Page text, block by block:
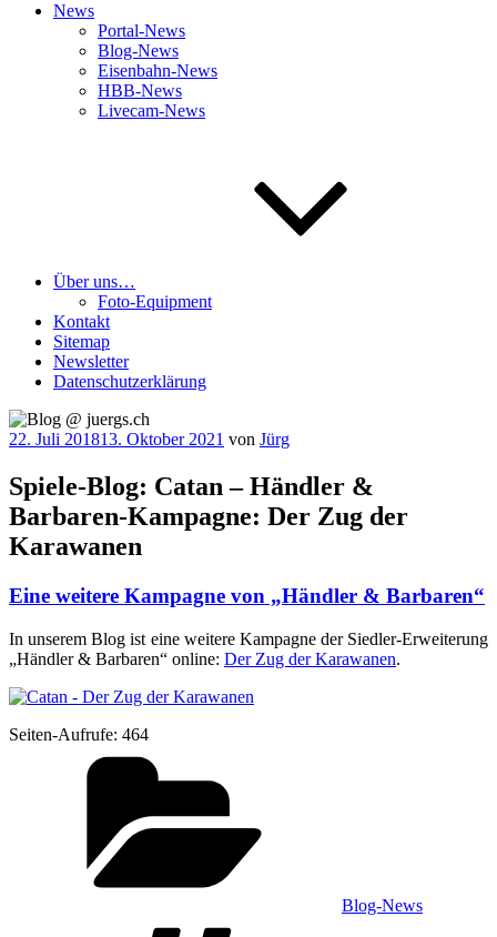
News
Portal-News
Blog-News
Eisenbahn-News
HBB-News
Livecam-News
Über uns…
Foto-Equipment
Kontakt
Sitemap
Newsletter
Datenschutzerklärung
Veröffentlicht
22. Juli 201813. Oktober 2021 von Jürg
Spiele-Blog: Catan – Händler &
Barbaren-Kampagne: Der Zug der
Karawanen
Eine weitere Kampagne von „Händler & Barbaren“
In unse­rem Blog ist eine wei­te­re Kam­pa­gne der Sied­ler-Erwei­te­rung
„Händ­ler & Bar­ba­ren“ online: Der Zug der Kara­wa­nen.
Sei­ten-Auf­ru­fe: 464
Blog-News